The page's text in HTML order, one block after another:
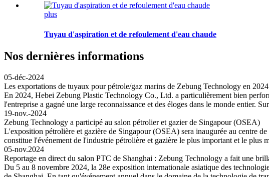
plus
Tuyau d'aspiration et de refoulement d'eau chaude
Nos dernières informations
05-déc-2024
Les exportations de tuyaux pour pétrole/gaz marins de Zebung Technology en
En 2024, Hebei Zebung Plastic Technology Co., Ltd. a particulièrement bien
l'entreprise a gagné une large reconnaissance et des éloges dans le monde entier.
19-nov.-2024
Zebung Technology a participé au salon pétrolier et gazier de Singapour (OSEA)
L'exposition pétrolière et gazière de Singapour (OSEA) sera inaugurée au centre
constitue l'événement de l'industrie pétrolière et gazière le plus important et le plus
05-nov.2024
Reportage en direct du salon PTC de Shanghai : Zebung Technology a fait une
Du 5 au 8 novembre 2024, la 28e exposition internationale asiatique des